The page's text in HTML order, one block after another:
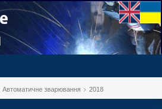
Автоматичне зварювання 2018